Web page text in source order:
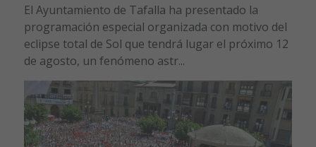
El Ayuntamiento de Tafalla ha presentado la
programación especial organizada con motivo del
eclipse total de Sol que tendrá lugar el próximo 12
de agosto, un fenómeno astr...